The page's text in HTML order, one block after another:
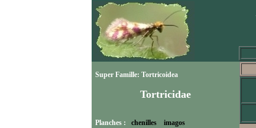
Super Famille: Tortricoidea
Tortricidae
Planches : chenilles imagos